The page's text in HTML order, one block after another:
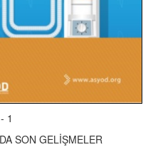
1
SON GELİŞMELER